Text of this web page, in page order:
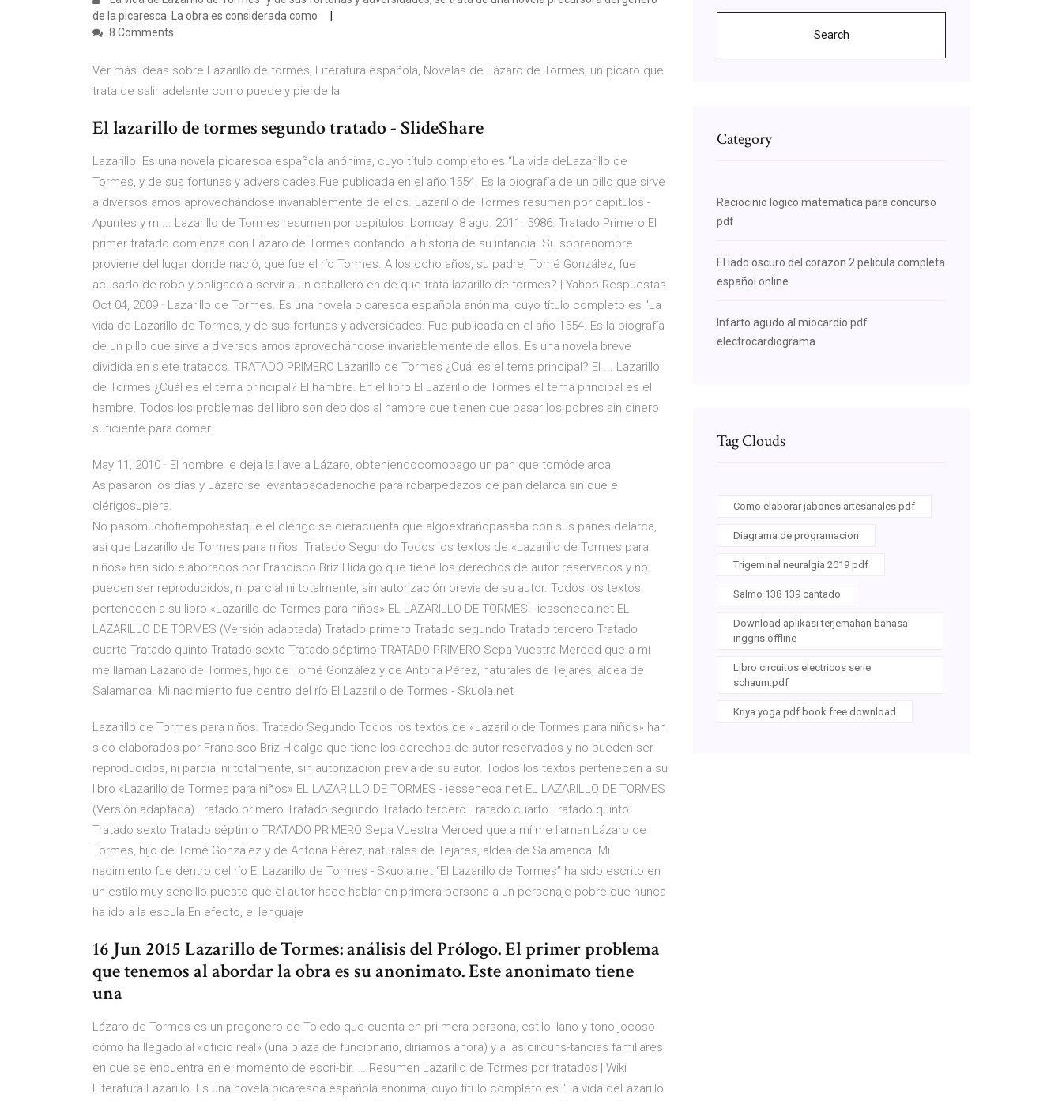
de la picaresca. La obra es considerada como
8 Comments
Ver más ideas sobre Lazarillo de tormes, Literatura española, Novelas de Lázaro de Tormes, un pícaro que
trata de salir adelante como puede y pierde la
El lazarillo de tormes segundo tratado - SlideShare
Lazarillo. Es una novela picaresca española anónima, cuyo título completo es “La vida deLazarillo de
Tormes, y de sus fortunas y adversidades.Fue publicada en el año 1554. Es la biografía de un pillo que sirve
a diversos amos aprovechándose invariablemente de ellos. Lazarillo de Tormes resumen por capitulos -
Apuntes y m ... Lazarillo de Tormes resumen por capitulos. bomcay. 8 ago. 2011. 5986. Tratado Primero El
primer tratado comienza con Lázaro de Tormes contando la historia de su infancia. Su sobrenombre
proviene del lugar donde nació, que fue el río Tormes. A los ocho años, su padre, Tomé González, fue
acusado de robo y obligado a servir a un caballero en de que trata lazarillo de tormes? | Yahoo Respuestas
Oct 04, 2009 · Lazarillo de Tormes. Es una novela picaresca española anónima, cuyo título completo es "La
vida de Lazarillo de Tormes, y de sus fortunas y adversidades. Fue publicada en el año 1554. Es la biografía
de un pillo que sirve a diversos amos aprovechándose invariablemente de ellos. Es una novela breve
dividida en siete tratados. TRATADO PRIMERO Lazarillo de Tormes ¿Cuál es el tema principal? El ... Lazarillo
de Tormes ¿Cuál es el tema principal? El hambre. En el libro El Lazarillo de Tormes el tema principal es el
hambre. Todos los problemas del libro son debidos al hambre que tienen que pasar los pobres sin dinero
suficiente para comer.
May 11, 2010 · El hombre le deja la llave a Lázaro, obteniendocomopago un pan que tomódelarca.
Asípasaron los días y Lázaro se levantabacadanoche para robarpedazos de pan delarca sin que el
clérigosupiera.
No pasómuchotiempohastaque el clérigo se dieracuenta que algoextrañopasaba con sus panes delarca,
así que Lazarillo de Tormes para niños. Tratado Segundo Todos los textos de «Lazarillo de Tormes para
niños» han sido elaborados por Francisco Briz Hidalgo que tiene los derechos de autor reservados y no
pueden ser reproducidos, ni parcial ni totalmente, sin autorización previa de su autor. Todos los textos
pertenecen a su libro «Lazarillo de Tormes para niños» EL LAZARILLO DE TORMES - iesseneca.net EL
LAZARILLO DE TORMES (Versión adaptada) Tratado primero Tratado segundo Tratado tercero Tratado
cuarto Tratado quinto Tratado sexto Tratado séptimo TRATADO PRIMERO Sepa Vuestra Merced que a mí
me llaman Lázaro de Tormes, hijo de Tomé González y de Antona Pérez, naturales de Tejares, aldea de
Salamanca. Mi nacimiento fue dentro del río El Lazarillo de Tormes - Skuola.net
Lazarillo de Tormes para niños. Tratado Segundo Todos los textos de «Lazarillo de Tormes para niños» han
sido elaborados por Francisco Briz Hidalgo que tiene los derechos de autor reservados y no pueden ser
reproducidos, ni parcial ni totalmente, sin autorización previa de su autor. Todos los textos pertenecen a su
libro «Lazarillo de Tormes para niños» EL LAZARILLO DE TORMES - iesseneca.net EL LAZARILLO DE TORMES
(Versión adaptada) Tratado primero Tratado segundo Tratado tercero Tratado cuarto Tratado quinto
Tratado sexto Tratado séptimo TRATADO PRIMERO Sepa Vuestra Merced que a mí me llaman Lázaro de
Tormes, hijo de Tomé González y de Antona Pérez, naturales de Tejares, aldea de Salamanca. Mi
nacimiento fue dentro del río El Lazarillo de Tormes - Skuola.net “El Lazarillo de Tormes” ha sido escrito en
un estilo muy sencillo puesto que el autor hace hablar en primera persona a un personaje pobre que nunca
ha ido a la escula.En efecto, el lenguaje
16 Jun 2015 Lazarillo de Tormes: análisis del Prólogo. El primer problema
que tenemos al abordar la obra es su anonimato. Este anonimato tiene
una
Lázaro de Tormes es un pregonero de Toledo que cuenta en pri-mera persona, estilo llano y tono jocoso
cómo ha llegado al «oficio real» (una plaza de funcionario, diríamos ahora) y a las circuns-tancias familiares
en que se encuentra en el momento de escri-bir. … Resumen Lazarillo de Tormes por tratados | Wiki
Literatura Lazarillo. Es una novela picaresca española anónima, cuyo título completo es “La vida deLazarillo
Search
Category
Raciocinio logico matematica para concurso
pdf
El lado oscuro del corazon 2 pelicula completa
español online
Infarto agudo al miocardio pdf
electrocardiograma
Tag Clouds
Como elaborar jabones artesanales pdf
Diagrama de programacion
Trigeminal neuralgia 2019 pdf
Salmo 138 139 cantado
Download aplikasi terjemahan bahasa
inggris offline
Libro circuitos electricos serie
schaum.pdf
Kriya yoga pdf book free download